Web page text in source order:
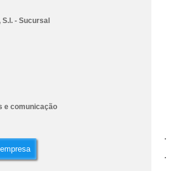
- Sucursal
e comunicação